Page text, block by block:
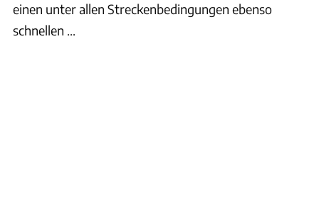
einen unter allen Streckenbedingungen ebenso
schnellen ...